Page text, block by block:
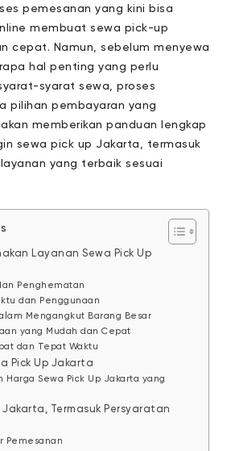
pemesanan yang kini bisa
membuat sewa pick-up
cepat. Namun, sebelum menyewa
hal penting yang perlu
syarat sewa, proses
pilihan pembayaran yang
memberikan panduan lengkap
sewa pick up Jakarta, termasuk
yang terbaik sesuai
Layanan Sewa Pick Up
Penghematan
dan Penggunaan
Mengangkut Barang Besar
yang Mudah dan Cepat
dan Tepat Waktu
Pick Up Jakarta
Harga Sewa Pick Up Jakarta yang
Jakarta, Termasuk Persyaratan
Pemesanan